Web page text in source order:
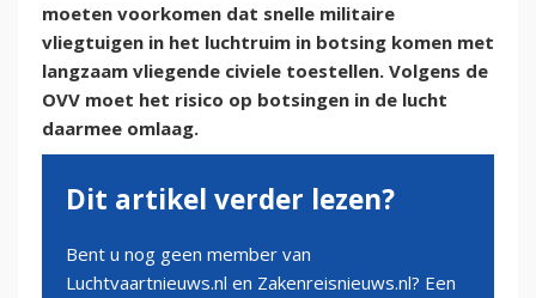
moeten voorkomen dat snelle militaire
vliegtuigen in het luchtruim in botsing komen met
langzaam vliegende civiele toestellen. Volgens de
OVV moet het risico op botsingen in de lucht
daarmee omlaag.
Dit artikel verder lezen?
Bent u nog geen member van
Luchtvaartnieuws.nl en Zakenreisnieuws.nl? Een